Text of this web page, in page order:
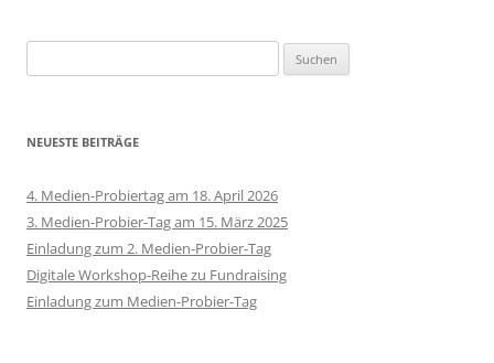
nach:
NEUESTE BEITRÄGE
4. Medien-Probiertag am 18. April 2026
3. Medien-Probier-Tag am 15. März 2025
Einladung zum 2. Medien-Probier-Tag
Digitale Workshop-Reihe zu Fundraising
Einladung zum Medien-Probier-Tag